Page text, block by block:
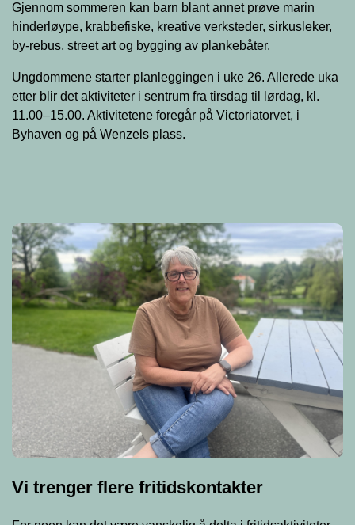
Gjennom sommeren kan barn blant annet prøve marin
hinderløype, krabbefiske, kreative verksteder, sirkusleker,
by-rebus, street art og bygging av plankebåter.
Ungdommene starter planleggingen i uke 26. Allerede uka
etter blir det aktiviteter i sentrum fra tirsdag til lørdag, kl.
11.00–15.00. Aktivitetene foregår på Victoriatorvet, i
Byhaven og på Wenzels plass.
Vi trenger flere fritidskontakter